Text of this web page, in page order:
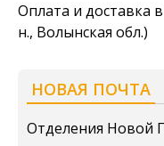
Оплата и доставка
н., Волынская обл.)
НОВАЯ ПОЧТА
Отделения Новой